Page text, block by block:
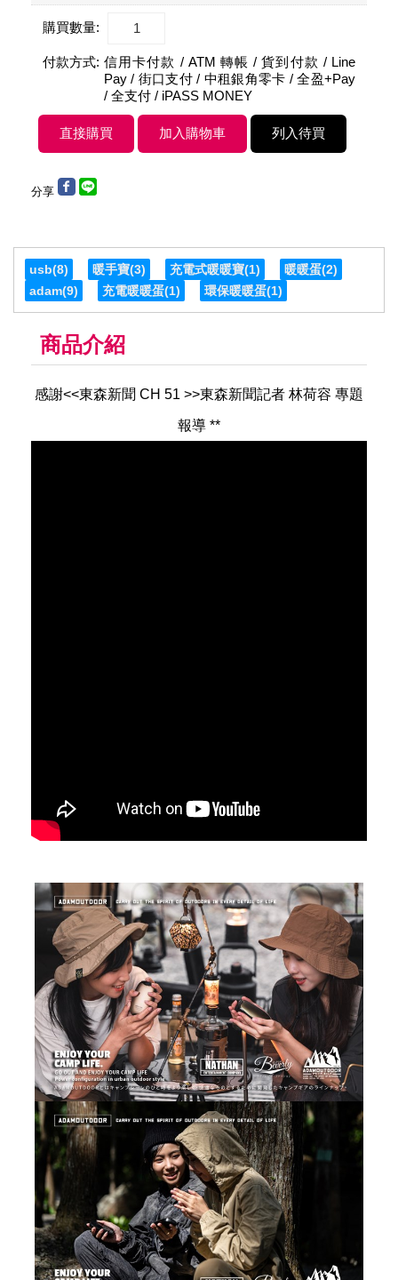
購買數量:
付款方式: 信用卡付款 / ATM 轉帳 / 貨到付款 / Line
Pay / 街口支付 / 中租銀角零卡 / 全盈+Pay
/ 全支付 / iPASS MONEY
分享
usb(8) 暖手寶(3) 充電式暖暖寶(1) 暖暖蛋(2)
adam(9) 充電暖暖蛋(1) 環保暖暖蛋(1)
商品介紹
感謝<<東森新聞 CH 51 >>東森新聞記者 林荷容 專題
報導 **